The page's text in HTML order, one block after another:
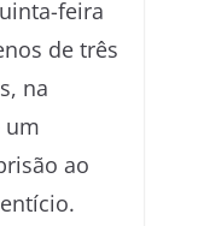
feira
de três
na
um
ao